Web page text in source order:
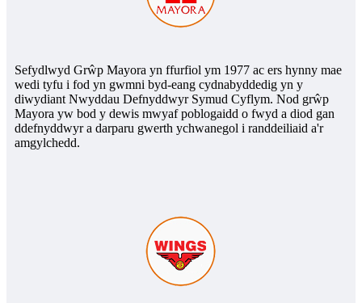
Sefydlwyd Grŵp Mayora yn ffurfiol ym 1977 ac ers hynny mae
wedi tyfu i fod yn gwmni byd-eang cydnabyddedig yn y
diwydiant Nwyddau Defnyddwyr Symud Cyflym. Nod grŵp
Mayora yw bod y dewis mwyaf poblogaidd o fwyd a diod gan
ddefnyddwyr a darparu gwerth ychwanegol i randdeiliaid a'r
amgylchedd.